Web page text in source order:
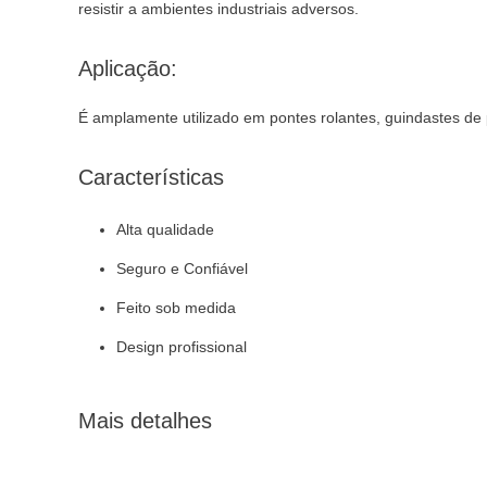
resistir a ambientes industriais adversos.
Aplicação:
É amplamente utilizado em pontes rolantes, guindastes de
Características
Alta qualidade
Seguro e Confiável
Feito sob medida
Design profissional
Mais detalhes